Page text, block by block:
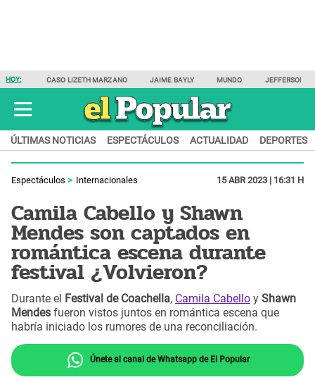
HOY: CASO LIZETH MARZANO JAIME BAYLY MUNDO JEFFERSON
ÚLTIMAS NOTICIAS ESPECTÁCULOS ACTUALIDAD DEPORTES
Espectáculos Internacionales 15 ABR 2023 | 16:31 H
Camila Cabello y Shawn
Mendes son captados en
romántica escena durante
festival ¿Volvieron?
Durante el Festival de Coachella, Camila Cabello y Shawn
Mendes fueron vistos juntos en romántica escena que
habría iniciado los rumores de una reconciliación.
Únete al canal de Whatsapp de El Popular